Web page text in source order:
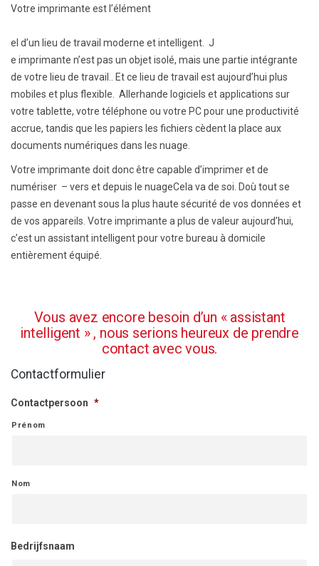
Votre imprimante est l’élément
el d’un lieu de travail moderne et intelligent. J
e imprimante n’est pas un objet isolé, mais une partie intégrante
de votre lieu de travail.
. Et ce lieu de travail est aujourd’hui plus
mobiles etplus flexible. Allerhande logiciels et applications sur
votre tablette, votre téléphone ou votre PC pour une productivité
accrue, tandis que les papiers les fichiers cèdent la place aux
documents numériques dans les nuage
Votre imprimante doit donc être capable d’imprimer et de
numériser – vers et depuis le nuageCela va de soi. Doù tout se
passe en devenant sous la plus haute sécurité de vos données et
de vos appareils. Votre imprimante a plus de valeur aujourd’hui,
c’est un assistant intelligent pour votre bureau à domicile
entièrement équipé.
Vous avez encore besoin d’un « assistant
intelligent » , nous serions heureux de prendre
contact avec vous.
Contactformulier
Contactpersoon *
Prénom
Nom
Bedrijfsnaam